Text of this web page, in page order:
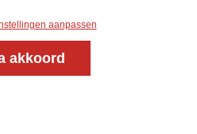
onze gratis
aanpassen
akkoord